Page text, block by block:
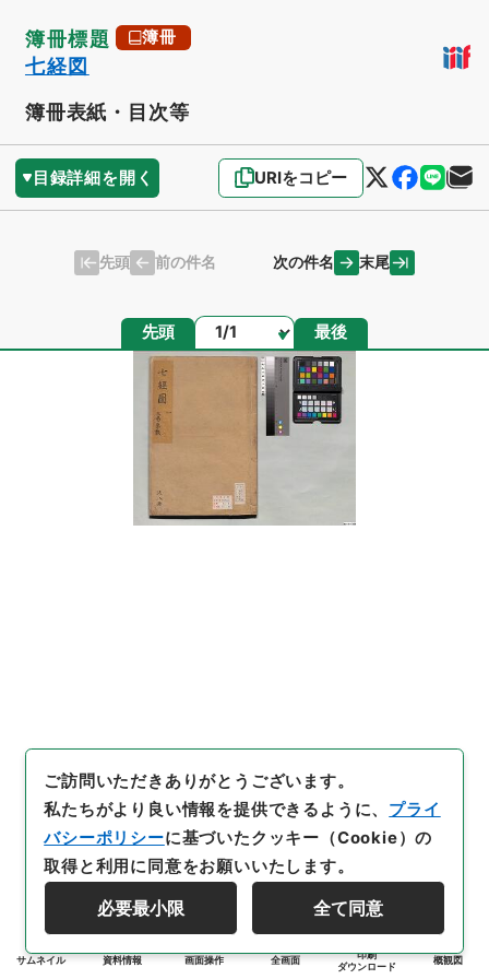
簿冊標題 簿冊
七経図
簿冊表紙・目次等
目録詳細を開く URIをコピー
先頭 前の件名 次の件名 末尾
先頭 ページ 最後
サムネイル 資料情報 画面操作 全画面
印刷
ダウンロード
概観図
ご訪問いただきありがとうございます。
私たちがより良い情報を提供できるように、 プライ
バシーポリシーに基づいたクッキー（Cookie）の
取得と利用に同意をお願いいたします。
必要最小限 全て同意